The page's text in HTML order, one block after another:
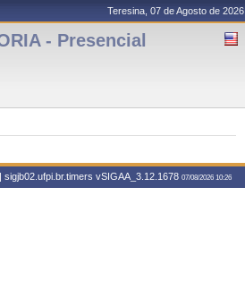
Teresina, 07 de Agosto de 2026
- Presencial
vSIGAA_3.12.1678 07/08/2026 10:26